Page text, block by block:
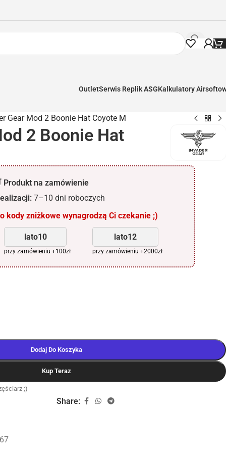
OutletSerwis Replik ASGKalkulatory
Gear Mod 2 Boonie Hat Coyote M
2 Boonie Hat
Produkt na zamówienie
7–10 dni roboczych
kody zniżkowe wynagrodzą Ci czekanie ;)
lato10
przy zamówieniu +100zł
lato12
przy zamówieniu +2000zł
Dodaj Do Koszyka
Kup Teraz
;)
Share: